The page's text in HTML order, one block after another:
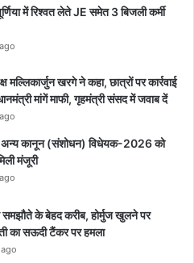
में रिश्वत लेते JE समेत 3 बिजली कर्मी
मल्लिकार्जुन खरगे ने कहा, छात्रों पर कार्रवाई
मांगें माफी, गृहमंत्री संसद में जवाब दें
अन्य कानून (संशोधन) विधेयक-2026 को
मंजूरी
के बेहद करीब, होर्मुज खुलने पर
का सऊदी टैंकर पर हमला